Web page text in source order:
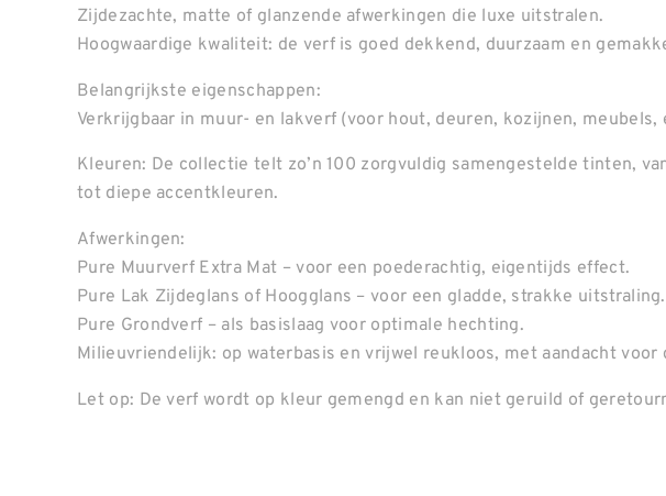
Zijdezachte, matte of glanzende afwerkingen die luxe uitstralen.
Hoogwaardige kwaliteit: de verf is goed dekkend, duurzaam en
Belangrijkste eigenschappen:
Verkrijgbaar in muur- en lakverf (voor hout, deuren, kozijnen, meubels,
Kleuren: De collectie telt zo’n 100 zorgvuldig samengestelde tinten,
tot diepe accentkleuren.
Afwerkingen:
Pure Muurverf Extra Mat – voor een poederachtig, eigentijds effect.
Pure Lak Zijdeglans of Hoogglans – voor een gladde, strakke uitstraling.
Pure Grondverf – als basislaag voor optimale hechting.
Milieuvriendelijk: op waterbasis en vrijwel reukloos, met aandacht voor
Let op: De verf wordt op kleur gemengd en kan niet geruild of